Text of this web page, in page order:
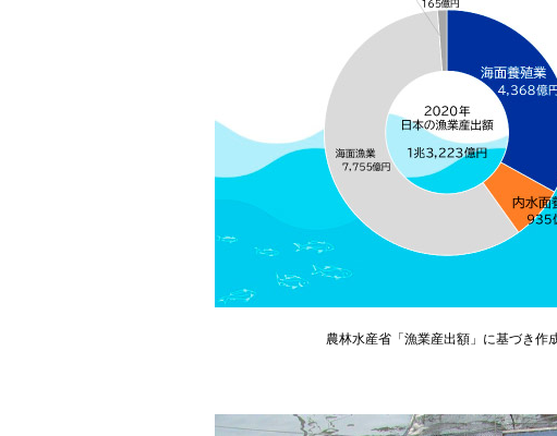
農林水産省「漁業産出額」に基づき作